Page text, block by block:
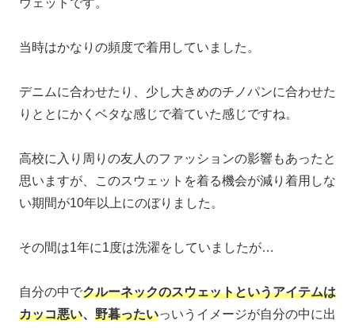
当時はかなりの頻度で着用していました。
デニムに合わせたり、少し大きめのチノパンに合わせた
りととにかくベタな感じで着ていた感じですね。
高校に入り周りの友人のファッションの影響もあったと
思いますが、このスウェットを着る機会が減り着用しな
い期間が10年以上にのぼりました。
その間は1年に1度は洗濯をしていましたが…
自分の中でクルーネックのスウェットというアイテムは
カッコ悪い、 野暮ったいっいうイメージが自分の中に出